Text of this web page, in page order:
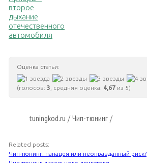
второе
дыхание
отечественного
автомобиля
Оценка статьи:
(голосов: 3 , средняя оценка: 4,67 из 5)
tuningkod.ru / Чип-тюнинг /
Related posts:
Чип-тюнинг: панацея или неоправданный риск?